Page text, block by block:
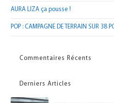
AURA LIZA ça pousse !
POP : CAMPAGNE DE TERRAIN SUR 38
Commentaires Récents
Derniers Articles